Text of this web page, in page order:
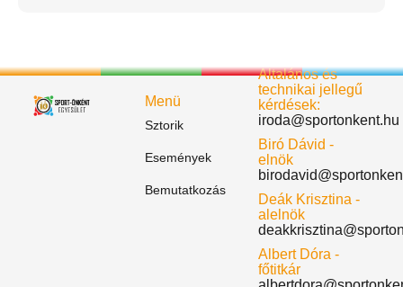
Menü
Sztorik
Események
Bemutatkozás
Általános és
technikai jellegű
kérdések:
iroda@sportonkent.hu
Biró Dávid -
elnök
Deák Krisztina -
alelnök
Albert Dóra -
főtitkár